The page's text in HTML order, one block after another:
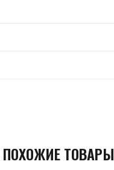
ПОХОЖИЕ ТОВАРЫ